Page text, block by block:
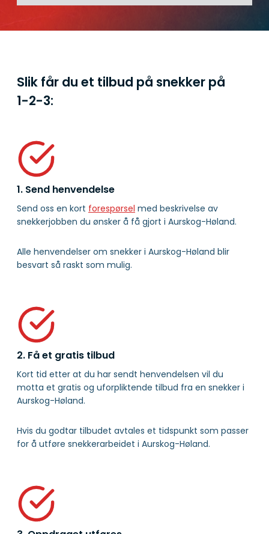
Slik får du et tilbud på snekker på
1-2-3:
1. Send henvendelse
Send oss en kort forespørsel med beskrivelse av
snekkerjobben du ønsker å få gjort i Aurskog-Høland.
Alle henvendelser om snekker i Aurskog-Høland blir
besvart så raskt som mulig.
2. Få et gratis tilbud
Kort tid etter at du har sendt henvendelsen vil du
motta et gratis og uforpliktende tilbud fra en snekker i
Aurskog-Høland.
Hvis du godtar tilbudet avtales et tidspunkt som passer
for å utføre snekkerarbeidet i Aurskog-Høland.